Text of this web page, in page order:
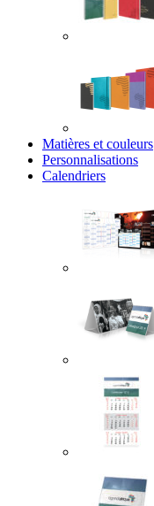
Matières et couleurs
Personnalisations
Calendriers